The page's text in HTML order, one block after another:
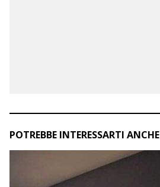
POTREBBE INTERESSARTI ANCHE